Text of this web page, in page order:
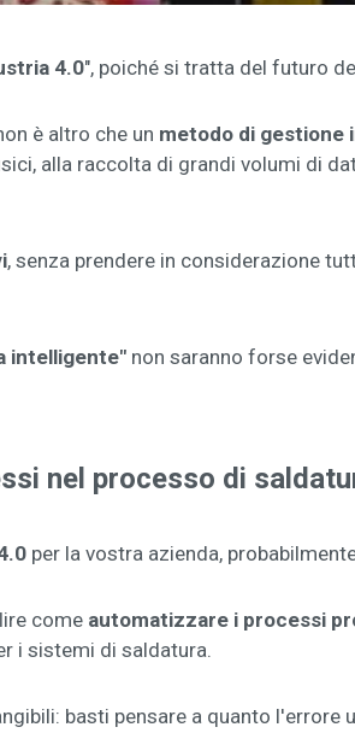
4.0", poiché si tratta del futuro
è altro che un metodo di gestione
alla raccolta di grandi volumi di
, senza prendere in considerazione
intelligente" non saranno forse
nel processo di
per la vostra azienda,
come automatizzare i processi
i sistemi di saldatura.
basti pensare a quanto